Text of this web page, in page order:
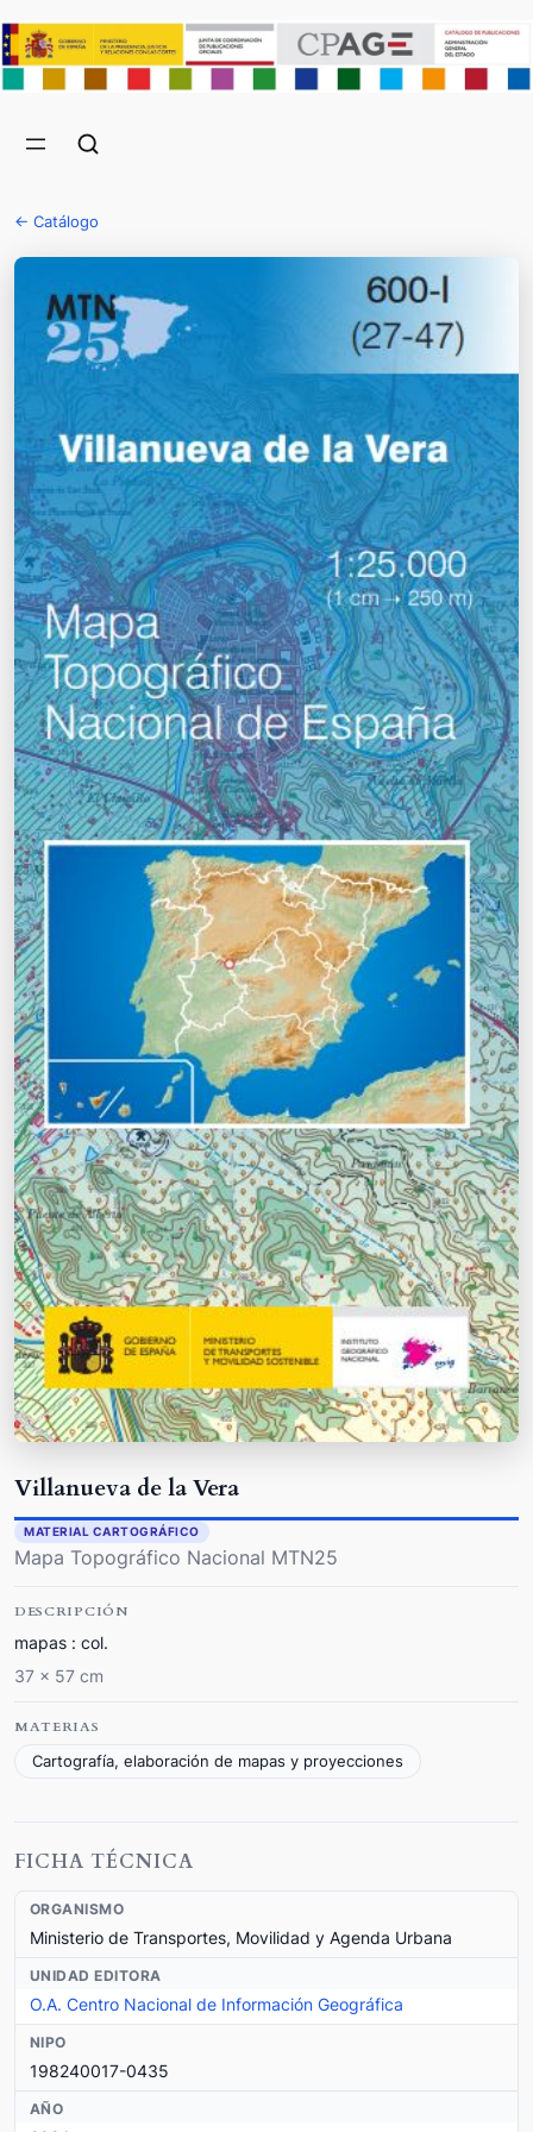
← Catálogo
Villanueva de la Vera
MATERIAL CARTOGRÁFICO
Mapa Topográfico Nacional MTN25
DESCRIPCIÓN
mapas : col.
37 x 57 cm
MATERIAS
Cartografía, elaboración de mapas y proyecciones
FICHA TÉCNICA
ORGANISMO
Ministerio de Transportes, Movilidad y Agenda Urbana
UNIDAD EDITORA
O.A. Centro Nacional de Información Geográfica
NIPO
198240017-0435
AÑO